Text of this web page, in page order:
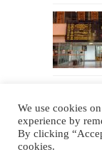
We use cookies
experience by
By clicking
cookies.